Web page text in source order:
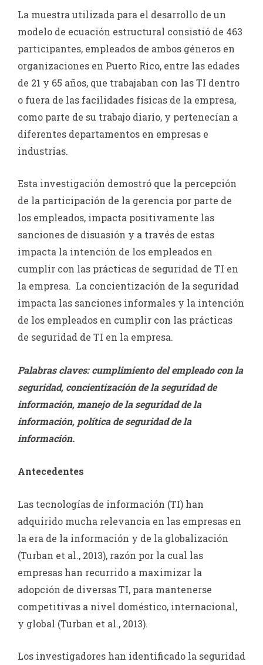
La muestra utilizada para el desarrollo de un
modelo de ecuación estructural consistió de 463
participantes, empleados de ambos géneros en
organizaciones en Puerto Rico, entre las edades
de 21 y 65 años, que trabajaban con las TI dentro
o fuera de las facilidades físicas de la empresa,
como parte de su trabajo diario, y pertenecían a
diferentes departamentos en empresas e
industrias.
Esta investigación demostró que la percepción
de la participación de la gerencia por parte de
los empleados, impacta positivamente las
sanciones de disuasión y a través de estas
impacta la intención de los empleados en
cumplir con las prácticas de seguridad de TI en
la empresa. La concientización de la seguridad
impacta las sanciones informales y la intención
de los empleados en cumplir con las prácticas
de seguridad de TI en la empresa.
Palabras claves: cumplimiento del empleado con la
seguridad, concientización de la seguridad de
información, manejo de la seguridad de la
información, política de seguridad de la
información.
Antecedentes
Las tecnologías de información (TI) han
adquirido mucha relevancia en las empresas en
la era de la información y de la globalización
(Turban et al., 2013), razón por la cual las
empresas han recurrido a maximizar la
adopción de diversas TI, para mantenerse
competitivas a nivel doméstico, internacional,
y global (Turban et al., 2013).
Los investigadores han identificado la seguridad